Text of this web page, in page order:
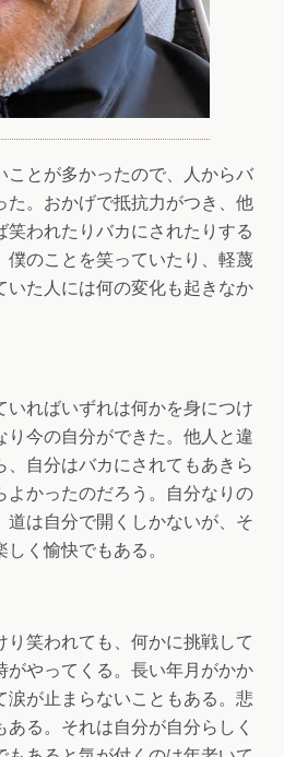
ことが多かったので、人からバ
た。おかげで抵抗力がつき、他
笑われたりバカにされたりする
僕のことを笑っていたり、軽蔑
いた人には何の変化も起きなか
いればいずれは何かを身につけ
り今の自分ができた。他人と違
、自分はバカにされてもあきら
よかったのだろう。自分なりの
道は自分で開くしかないが、そ
く愉快でもある。
笑われても、何かに挑戦して
がやってくる。長い年月がかか
涙が止まらないこともある。悲
る。それは自分が自分らしく